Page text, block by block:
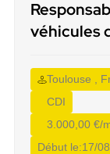
véhicules
Toulouse ,
CDI
3.000,00 €/
Début le:17/